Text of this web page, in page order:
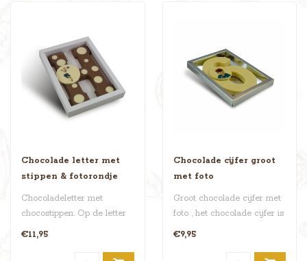
Chocolade letter met
stippen & fotorondje
Chocoladeletter met
chocostippen. Op de letter
staat een chocorondje met
€11,95
Chocolade cijfer groot
met foto
Groot chocolade cijfer met
foto , het chocolade cijfer is
net zo groot als een g..
€9,95